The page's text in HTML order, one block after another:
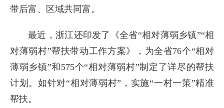
带后富、区域共同富。
最近，浙江还印发了《全省“相对薄弱乡镇”“相
对薄弱村”帮扶带动工作方案》，为全省76个“相对
薄弱乡镇”和575个“相对薄弱村”制定了详尽的帮扶
计划。如针对“相对薄弱村”，实施“一村一策”精准
帮扶。